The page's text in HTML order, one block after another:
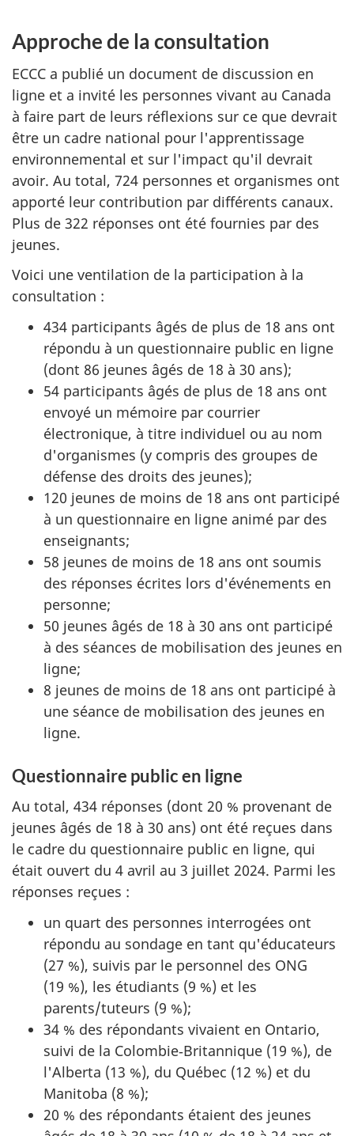
Approche de la consultation
ECCC a publié un document de discussion en
ligne et a invité les personnes vivant au Canada
à faire part de leurs réflexions sur ce que devrait
être un cadre national pour l'apprentissage
environnemental et sur l'impact qu'il devrait
avoir. Au total, 724 personnes et organismes ont
apporté leur contribution par différents canaux.
Plus de 322 réponses ont été fournies par des
jeunes.
Voici une ventilation de la participation à la
consultation :
434 participants âgés de plus de 18 ans ont
répondu à un questionnaire public en ligne
(dont 86 jeunes âgés de 18 à 30 ans);
54 participants âgés de plus de 18 ans ont
envoyé un mémoire par courrier
électronique, à titre individuel ou au nom
d'organismes (y compris des groupes de
défense des droits des jeunes);
120 jeunes de moins de 18 ans ont participé
à un questionnaire en ligne animé par des
enseignants;
58 jeunes de moins de 18 ans ont soumis
des réponses écrites lors d'événements en
personne;
50 jeunes âgés de 18 à 30 ans ont participé
à des séances de mobilisation des jeunes en
ligne;
8 jeunes de moins de 18 ans ont participé à
une séance de mobilisation des jeunes en
ligne.
Questionnaire public en ligne
Au total, 434 réponses (dont 20 % provenant de
jeunes âgés de 18 à 30 ans) ont été reçues dans
le cadre du questionnaire public en ligne, qui
était ouvert du 4 avril au 3 juillet 2024. Parmi les
réponses reçues :
un quart des personnes interrogées ont
répondu au sondage en tant qu'éducateurs
(27 %), suivis par le personnel des ONG
(19 %), les étudiants (9 %) et les
parents/tuteurs (9 %);
34 % des répondants vivaient en Ontario,
suivi de la Colombie‑Britannique (19 %), de
l'Alberta (13 %), du Québec (12 %) et du
Manitoba (8 %);
20 % des répondants étaient des jeunes